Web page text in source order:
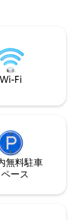
Wi-Fi
無料駐⁠車
ー⁠ス